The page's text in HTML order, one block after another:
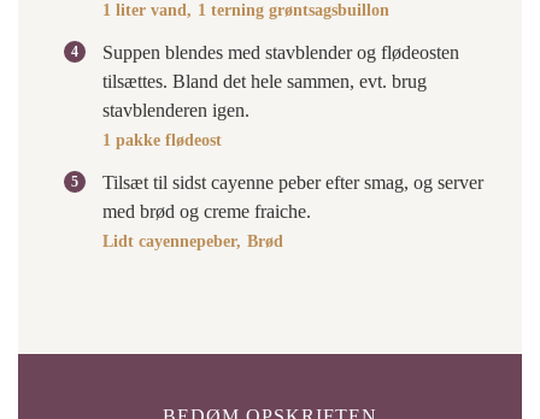
1 liter vand, 1 terning grøntsagsbuillon
Suppen blendes med stavblender og flødeosten
tilsættes. Bland det hele sammen, evt. brug
stavblenderen igen.
1 pakke flødeost
Tilsæt til sidst cayenne peber efter smag, og server
med brød og creme fraiche.
Lidt cayennepeber, Brød